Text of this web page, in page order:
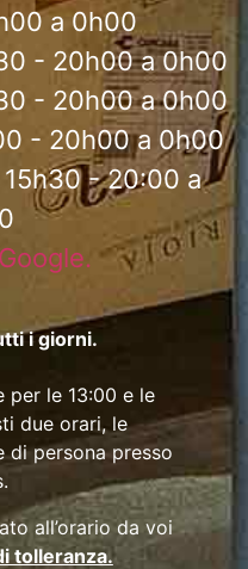
a 0h00
- 20h00 a 0h00
- 20h00 a 0h00
- 20h00 a 0h00
- 20:00 a
i giorni.
per le 13:00 e le
due orari, le
persona presso
all’orario da voi
tolleranza.